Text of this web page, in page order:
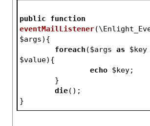
public
function
eventMailListener
$args) {
foreach ($args as $key
$value){
echo $key;
	}
die();
}